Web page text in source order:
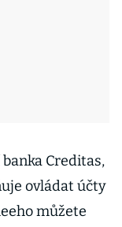
Creditas,
ovládat účty
můžete